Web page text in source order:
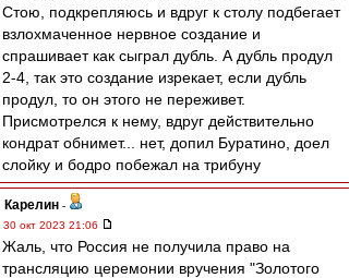
Стою, подкрепляюсь и вдруг к столу подбегает
взлохмаченное нервное создание и
спрашивает как сыграл дубль. А дубль продул
2-4, так это создание изрекает, если дубль
продул, то он этого не переживет.
Присмотрелся к нему, вдруг действительно
кондрат обнимет... нет, допил Буратино, доел
слойку и бодро побежал на трибуну
Карелин -
30 окт 2023 21:06
Жаль, что Россия не получила право на
трансляцию церемонии вручения "Золотого